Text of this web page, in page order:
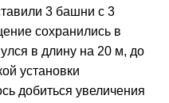
3 башни с 3
сохранились в
в длину на 20 м, до
установки
добиться увеличения